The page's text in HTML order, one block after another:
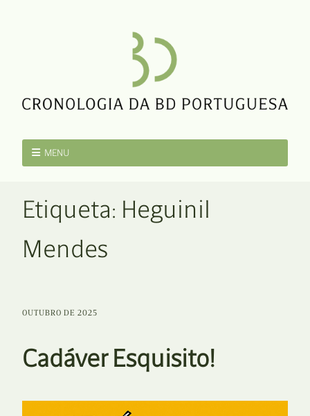
MENU
Etiqueta: Heguinil
Mendes
OUTUBRO DE 2025
Cadáver Esquisito!